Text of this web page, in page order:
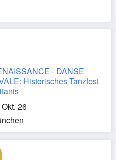
- DANSE
Historisches Tanzfest
26